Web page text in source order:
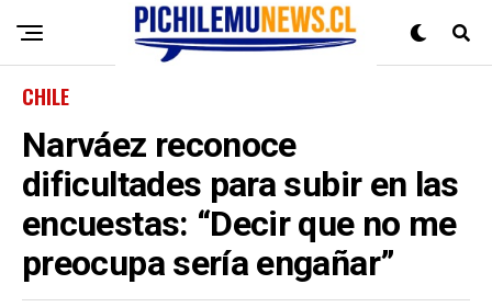
CHILE
Narváez reconoce
dificultades para subir en las
encuestas: “Decir que no me
preocupa sería engañar”